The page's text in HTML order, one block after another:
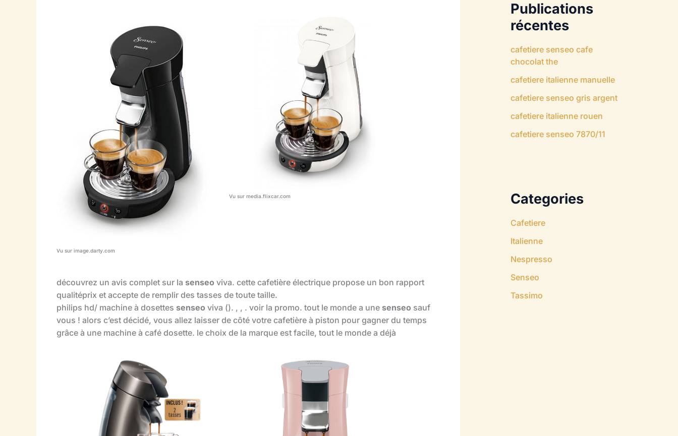
Vu sur image.darty.com
Vu sur media.flixcar.com
découvrez un avis complet sur la senseo viva. cette cafetière électrique propose un bon rapport
qualitéprix et accepte de remplir des tasses de toute taille.
philips hd/ machine à dosettes senseo viva (). , , . voir la promo. tout le monde a une senseo sauf
vous ! alors c’est décidé, vous allez laisser de côté votre cafetière à piston pour gagner du temps
grâce à une machine à café dosette. le choix de la marque est facile, tout le monde a déjà
Publications
récentes
cafetiere senseo cafe
chocolat the
cafetiere italienne manuelle
cafetiere senseo gris argent
cafetiere italienne rouen
cafetiere senseo 7870/11
Categories
Cafetiere
Italienne
Nespresso
Senseo
Tassimo